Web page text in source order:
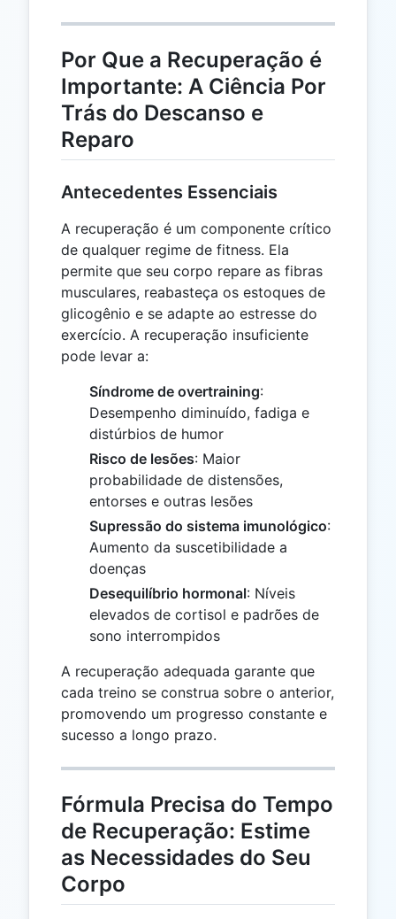
Por Que a Recuperação é
Importante: A Ciência Por
Trás do Descanso e
Reparo
Antecedentes Essenciais
A recuperação é um componente crítico
de qualquer regime de fitness. Ela
permite que seu corpo repare as fibras
musculares, reabasteça os estoques de
glicogênio e se adapte ao estresse do
exercício. A recuperação insuficiente
pode levar a:
Síndrome de overtraining:
Desempenho diminuído, fadiga e
distúrbios de humor
Risco de lesões: Maior
probabilidade de distensões,
entorses e outras lesões
Supressão do sistema imunológico:
Aumento da suscetibilidade a
doenças
Desequilíbrio hormonal: Níveis
elevados de cortisol e padrões de
sono interrompidos
A recuperação adequada garante que
cada treino se construa sobre o anterior,
promovendo um progresso constante e
sucesso a longo prazo.
Fórmula Precisa do Tempo
de Recuperação: Estime
as Necessidades do Seu
Corpo